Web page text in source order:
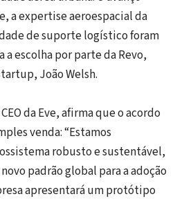
a expertise aeroespacial da
de suporte logístico foram
escolha por parte da Revo,
João Welsh.
da Eve, afirma que o acordo
venda: “Estamos
robusto e sustentável,
padrão global para a adoção
apresentará um protótipo